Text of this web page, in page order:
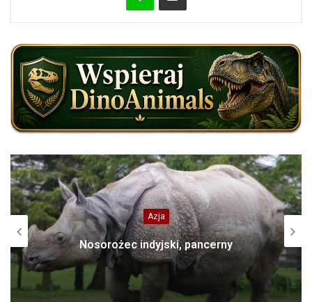
Azja
Nosorożec indyjski, pancerny